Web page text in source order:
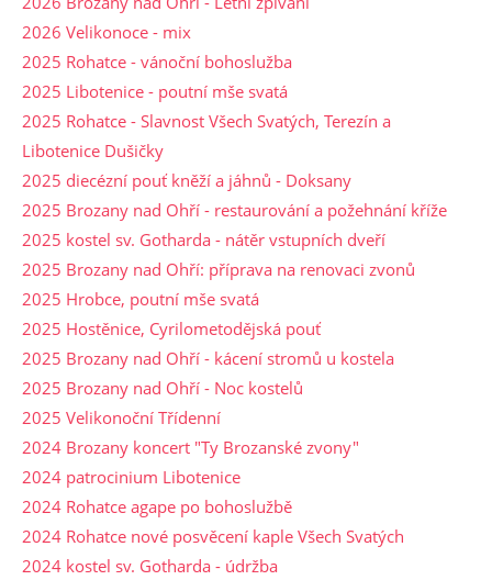
2026 Velikonoce - mix
2025 Rohatce - vánoční bohoslužba
2025 Libotenice - poutní mše svatá
2025 Rohatce - Slavnost Všech Svatých, Terezín a
Libotenice Dušičky
2025 diecézní pouť kněží a jáhnů - Doksany
2025 Brozany nad Ohří - restaurování a požehnání kříže
2025 kostel sv. Gotharda - nátěr vstupních dveří
2025 Brozany nad Ohří: příprava na renovaci zvonů
2025 Hrobce, poutní mše svatá
2025 Hostěnice, Cyrilometodějská pouť
2025 Brozany nad Ohří - kácení stromů u kostela
2025 Brozany nad Ohří - Noc kostelů
2025 Velikonoční Třídenní
2024 Brozany koncert "Ty Brozanské zvony"
2024 patrocinium Libotenice
2024 Rohatce agape po bohoslužbě
2024 Rohatce nové posvěcení kaple Všech Svatých
2024 kostel sv. Gotharda - údržba